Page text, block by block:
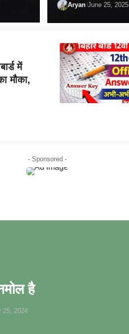
Aryan June 25, 2025
में
मौका,
- Sponsored -
है
25, 2024